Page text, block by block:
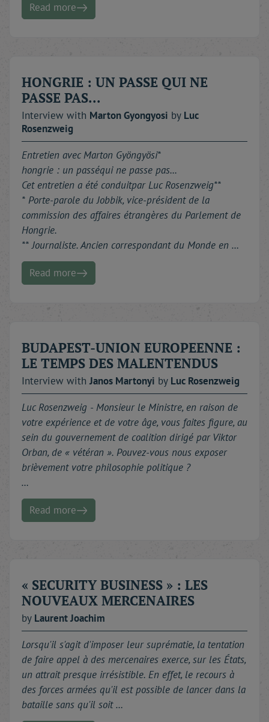
Read more
HONGRIE : UN PASSE QUI NE
PASSE PAS...
Interview with MartonGyongyosi by Luc
Rosenzweig
Entretien avec Marton Gyöngyösi*
hongrie : un passéqui ne passe pas...
Cet entretien a été conduitpar Luc Rosenzweig**
* Porte-parole du Jobbik, vice-président de la
commission des affaires étrangères du Parlement de
Hongrie.
** Journaliste. Ancien correspondant du Monde en …
Read more
BUDAPEST-UNION EUROPEENNE :
LE TEMPS DES MALENTENDUS
Interview withJanos Martonyi by Luc Rosenzweig
Luc Rosenzweig - Monsieur le Ministre, en raison de
votre expérience et de votre âge, vous faites figure, au
sein du gouvernement de coalition dirigé par Viktor
Orban, de « vétéran ». Pouvez-vous nous exposer
brièvement votre philosophie politique ?
…
Read more
« SECURITY BUSINESS » : LES
NOUVEAUX MERCENAIRES
by LaurentJoachim
Lorsqu'il s'agit d'imposer leur suprématie, la tentation
de faire appel à des mercenaires exerce, sur les États,
un attrait presque irrésistible. En effet, le recours à
des forces armées qu'il est possible de lancer dans la
bataille sans qu'il soit …